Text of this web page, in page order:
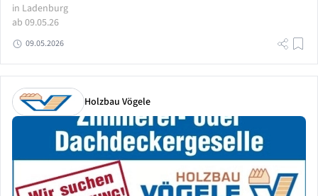
in Ladenburg
ab 09.05.26
09.05.2026
Holzbau Vögele